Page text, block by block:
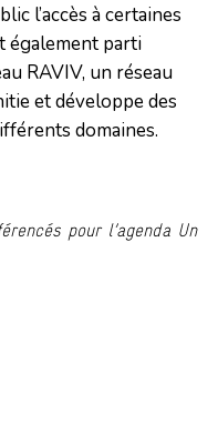
l’accès à certaines
également parti
RAVIV, un réseau
et développe des
domaines.
pour l’agenda Un